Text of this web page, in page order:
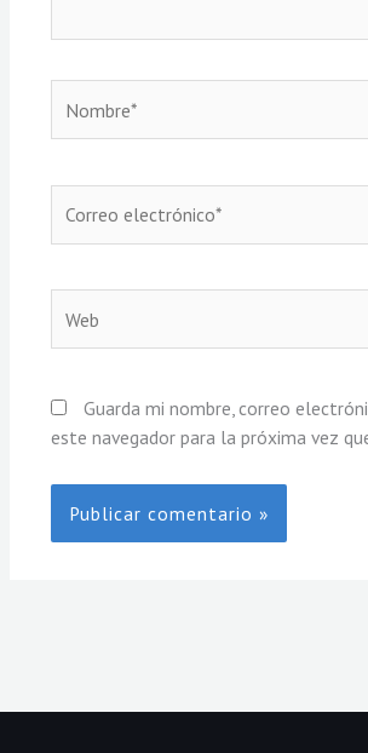
electrónico*
Guarda mi nombre, correo
este navegador para la próxima vez